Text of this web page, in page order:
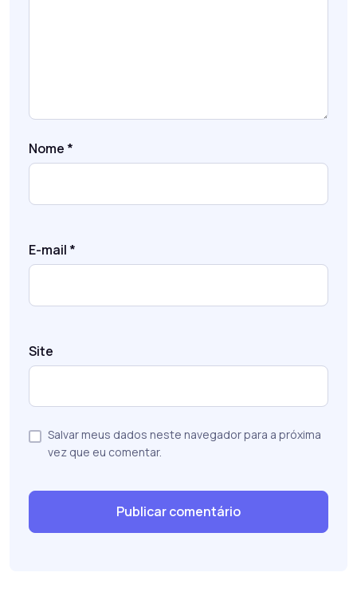
Nome *
E-mail *
Site
Salvar meus dados neste navegador para a próxima
vez que eu comentar.